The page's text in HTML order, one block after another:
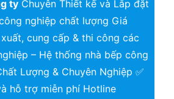
ty Chuyên Thiết kế và Lắp đặt
nghiệp chất lượng Giá
cung cấp & thi công các
– Hệ thống nhà bếp công
Lượng & Chuyên Nghiệp ✅
hỗ trợ miễn phí Hotline